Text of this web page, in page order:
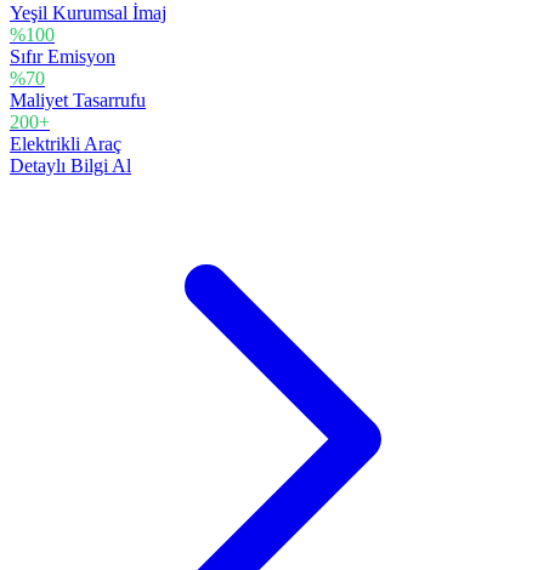
Yeşil Kurumsal İmaj
%100
Sıfır Emisyon
%70
Maliyet Tasarrufu
200+
Elektrikli Araç
Detaylı Bilgi Al